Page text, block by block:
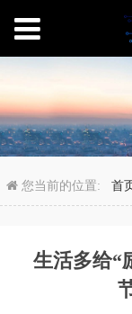
生活多
您当前的位置:首
生活多给“